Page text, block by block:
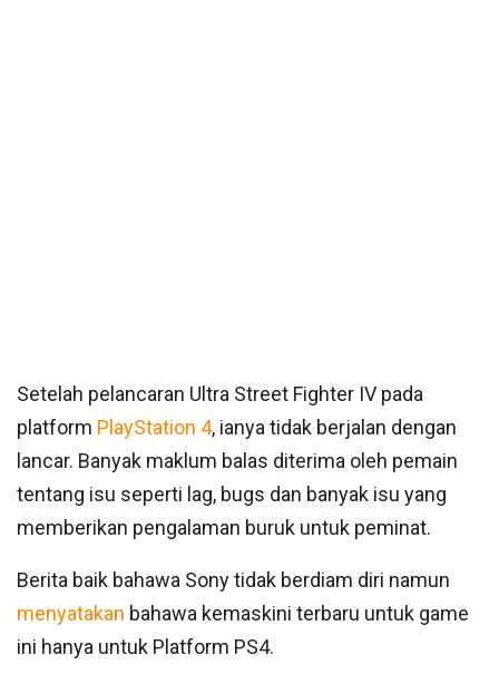
Setelah pelancaran Ultra Street Fighter IV pada
platform PlayStation 4, ianya tidak berjalan dengan
lancar. Banyak maklum balas diterima oleh pemain
tentang isu seperti lag, bugs dan banyak isu yang
memberikan pengalaman buruk untuk peminat.
Berita baik bahawa Sony tidak berdiam diri namun
menyatakan bahawa kemaskini terbaru untuk game
ini hanya untuk Platform PS4.